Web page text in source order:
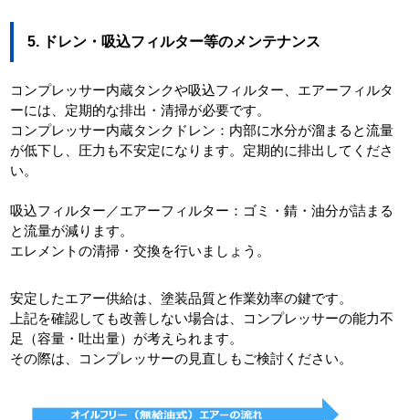
5. ドレン・吸込フィルター等のメンテナンス
コンプレッサー内蔵タンクや吸込フィルター、エアーフィルタ
ーには、定期的な排出・清掃が必要です。
コンプレッサー内蔵タンクドレン：内部に水分が溜まると流量
が低下し、圧力も不安定になります。定期的に排出してくださ
い。
吸込フィルター／エアーフィルター：ゴミ・錆・油分が詰まる
と流量が減ります。
エレメントの清掃・交換を行いましょう。
安定したエアー供給は、塗装品質と作業効率の鍵です。
上記を確認しても改善しない場合は、コンプレッサーの能力不
足（容量・吐出量）が考えられます。
その際は、コンプレッサーの見直しもご検討ください。